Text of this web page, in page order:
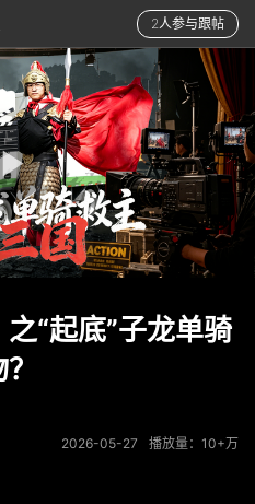
2人参与跟帖
“起底”子龙单骑
播放量：10+万
2026-05-27